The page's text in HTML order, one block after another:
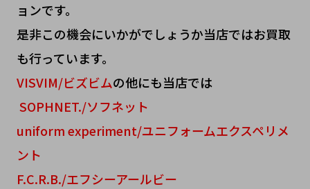
ョンです。
是非この機会にいかがでしょうか当店ではお買取
も行っています。
VISVIM/ビズビムの他にも当店では
SOPHNET./ソフネット
uniform experiment/ユニフォームエクスペリメ
ント
F.C.R.B./エフシーアールビー